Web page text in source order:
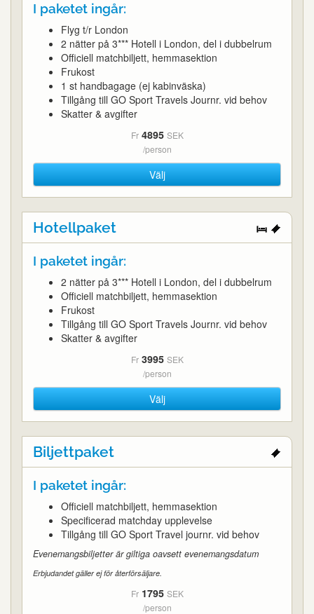
I paketet ingår:
Flyg t/r London
2 nätter på 3*** Hotell i London, del i dubbelrum
Officiell matchbiljett, hemmasektion
Frukost
1 st handbagage (ej kabinväska)
Tillgång till GO Sport Travels Journr. vid behov
Skatter & avgifter
Fr 4895 SEK
/person
Välj
Hotellpaket
I paketet ingår:
2 nätter på 3*** Hotell i London, del i dubbelrum
Officiell matchbiljett, hemmasektion
Frukost
Tillgång till GO Sport Travels Journr. vid behov
Skatter & avgifter
Fr 3995 SEK
/person
Välj
Biljettpaket
I paketet ingår:
Officiell matchbiljett, hemmasektion
Specificerad matchday upplevelse
Tillgång till GO Sport Travel journr. vid behov
Evenemangsbiljetter är giltiga oavsett evenemangsdatum
Erbjudandet gäller ej för återförsäljare.
Fr 1795 SEK
/person